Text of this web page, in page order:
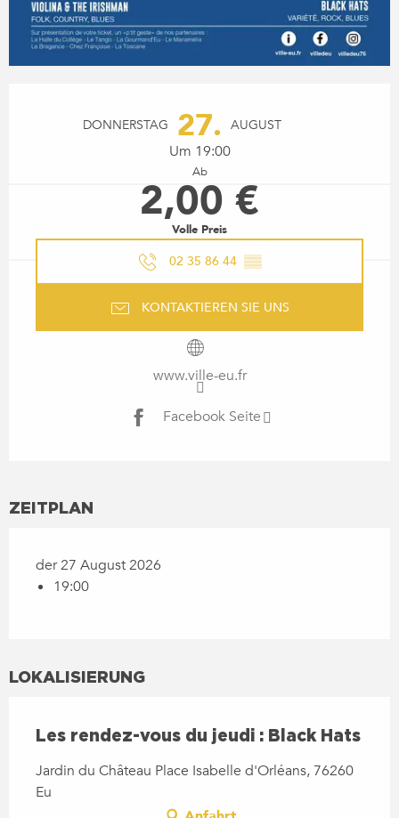
DONNERSTAG 27. AUGUST
Um 19:00
Ab
2,00 €
Volle Preis
02 35 86 44 ▒▒
KONTAKTIEREN SIE UNS
www.ville-eu.fr
Facebook Seite
ZEITPLAN
der 27 August 2026
19:00
LOKALISIERUNG
Les rendez-vous du jeudi : Black Hats
Jardin du Château Place Isabelle d'Orléans, 76260
Eu